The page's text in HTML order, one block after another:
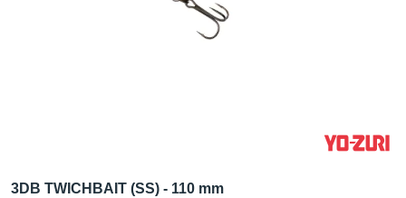
3DB TWICHBAIT (SS) - 110 mm